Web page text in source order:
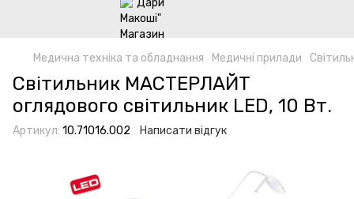
Медична техніка та обладнання Медичні прилади
Світильник МАСТЕРЛАЙТ
оглядового світильник LED, 10 Вт.
Артикул: 10.71016.002 Написати відгук